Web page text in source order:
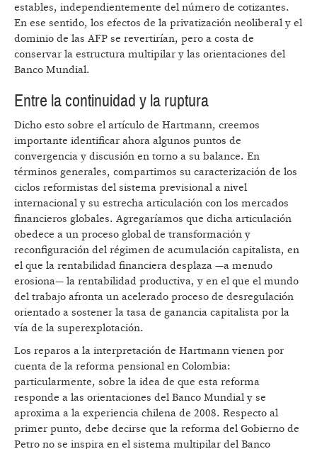
estables, independientemente del número de cotizantes.
En ese sentido, los efectos de la privatización neoliberal y el
dominio de las AFP se revertirían, pero a costa de
conservar la estructura multipilar y las orientaciones del
Banco Mundial.
Entre la continuidad y la ruptura
Dicho esto sobre el artículo de Hartmann, creemos
importante identificar ahora algunos puntos de
convergencia y discusión en torno a su balance. En
términos generales, compartimos su caracterización de los
ciclos reformistas del sistema previsional a nivel
internacional y su estrecha articulación con los mercados
financieros globales. Agregaríamos que dicha articulación
obedece a un proceso global de transformación y
reconfiguración del régimen de acumulación capitalista, en
el que la rentabilidad financiera desplaza —a menudo
erosiona— la rentabilidad productiva, y en el que el mundo
del trabajo afronta un acelerado proceso de desregulación
orientado a sostener la tasa de ganancia capitalista por la
vía de la superexplotación.
Los reparos a la interpretación de Hartmann vienen por
cuenta de la reforma pensional en Colombia:
particularmente, sobre la idea de que esta reforma
responde a las orientaciones del Banco Mundial y se
aproxima a la experiencia chilena de 2008. Respecto al
primer punto, debe decirse que la reforma del Gobierno de
Petro no se inspira en el sistema multipilar del Banco